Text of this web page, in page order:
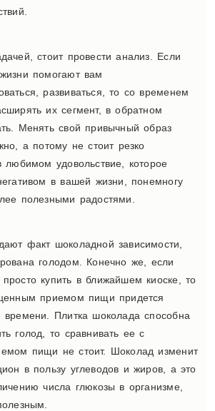
стоит провести анализ. Если
помогают вам
развиваться, то со временем
их сегмент, в обратном
Менять свой привычный образ
а потому не стоит резко
любимом удовольствие, которое
в вашей жизни, понемногу
полезными радостями.
факт шоколадной зависимости,
голодом. Конечно же, если
купить в ближайшем киоске, то
приемом пищи придется
времени. Плитка шоколада способна
голод, то сравнивать ее с
пищи не стоит. Шоколад изменит
в пользу углеводов и жиров, а это
числа глюкозы в организме,